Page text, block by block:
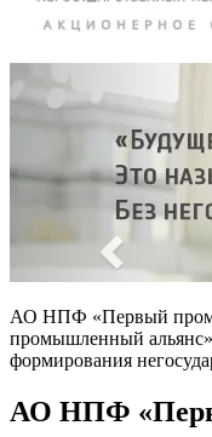
АО НПФ «Первый
промышленный
формирования
АО НПФ